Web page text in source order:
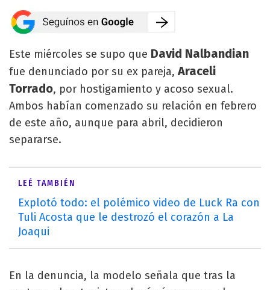
Este miércoles se supo que David Nalbandian
fue denunciado por su ex pareja,Araceli
Torrado, por hostigamiento y acoso sexual.
Ambos habían comenzado su relación en febrero
de este año, aunque para abril, decidieron
separarse.
LEÉ TAMBIÉN
Explotó todo: el polémico video de Luck Ra con
Tuli Acosta que le destrozó el corazón a La
Joaqui
En la denuncia, la modelo señala que tras la